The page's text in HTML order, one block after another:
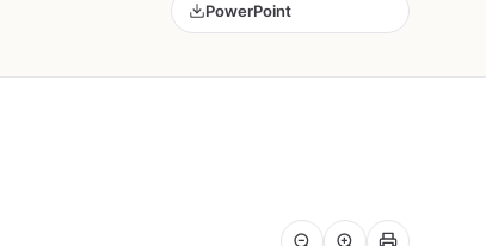
PowerPoint